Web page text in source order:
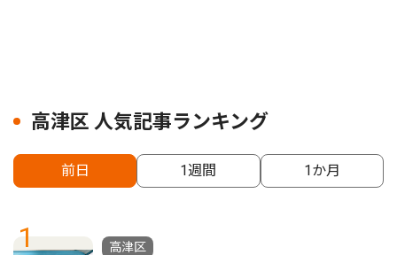
高津区 人気記事ランキング
前日 1週間 1か月
1
高津区